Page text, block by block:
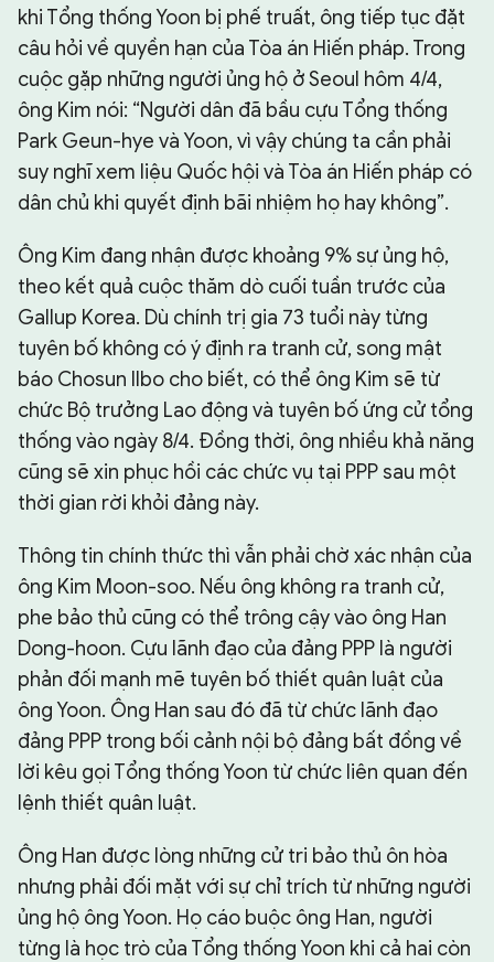
khi Tổng thống Yoon bị phế truất, ông tiếp tục đặt
câu hỏi về quyền hạn của Tòa án Hiến pháp. Trong
cuộc gặp những người ủng hộ ở Seoul hôm 4/4,
ông Kim nói: “Người dân đã bầu cựu Tổng thống
Park Geun-hye và Yoon, vì vậy chúng ta cần phải
suy nghĩ xem liệu Quốc hội và Tòa án Hiến pháp có
dân chủ khi quyết định bãi nhiệm họ hay không”.
Ông Kim đang nhận được khoảng 9% sự ủng hộ,
theo kết quả cuộc thăm dò cuối tuần trước của
Gallup Korea. Dù chính trị gia 73 tuổi này từng
tuyên bố không có ý định ra tranh cử, song mật
báo Chosun Ilbo cho biết, có thể ông Kim sẽ từ
chức Bộ trưởng Lao động và tuyên bố ứng cử tổng
thống vào ngày 8/4. Đồng thời, ông nhiều khả năng
cũng sẽ xin phục hồi các chức vụ tại PPP sau một
thời gian rời khỏi đảng này.
Thông tin chính thức thì vẫn phải chờ xác nhận của
ông Kim Moon-soo. Nếu ông không ra tranh cử,
phe bảo thủ cũng có thể trông cậy vào ông Han
Dong-hoon. Cựu lãnh đạo của đảng PPP là người
phản đối mạnh mẽ tuyên bố thiết quân luật của
ông Yoon. Ông Han sau đó đã từ chức lãnh đạo
đảng PPP trong bối cảnh nội bộ đảng bất đồng về
lời kêu gọi Tổng thống Yoon từ chức liên quan đến
lệnh thiết quân luật.
Ông Han được lòng những cử tri bảo thủ ôn hòa
nhưng phải đối mặt với sự chỉ trích từ những người
ủng hộ ông Yoon. Họ cáo buộc ông Han, người
từng là học trò của Tổng thống Yoon khi cả hai còn